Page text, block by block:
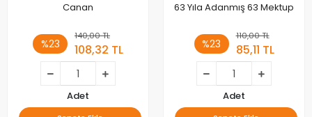
Canan
%23
140,00 TL
108,32 TL
Adet
63 Yıla Adanmış 63 Mektup
%23
110,00 TL
85,11 TL
Adet